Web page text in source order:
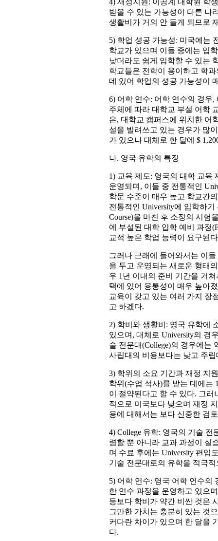
4) 재정지원: 이공계 대학원 학
받을 수 있는 가능성이 다른 나
생활비가 거의 안 들게 되므로
5) 학업 성공 가능성: 미국에는
학교가 있으며 이들 중에는 입
낮더라도 쉽게 입학할 수 있는
학교들은 전학이 용이하고 학
데 있어 학업의 성공 가능성이
6) 어학 연수: 어학 연수의 경우
주체에 따라 대학교 부설 어학
은, 대학교 캠퍼스에 위치한 어
설을 빌려쓰고 있는 경우가 많
가 있으나 대체로 한 달에 $
나. 영국 유학의 특징
1) 교육 제도: 영국의 대학 교육
운영되며, 이들 중 전통적인
학문 수준이 매우 높고 학교간
전통적인 University에 입학하
Course)을 마친 후 소정의 시험
에 부설된 대학 입학 예비 과정
교적 높은 학업 능력이 요구된
그러나 근래에 들어와서는 이
을 두고 운영되는 새로운 형태
우 1년 이내의 준비 기간을 거
택에 있어 융통성이 매우 높아
교육이 갖고 있는 여러 가지 장
고 하겠다.
2) 학비와 생활비: 영국 유학에
있으며, 대체로 University의 경
술 전문대(College)의 경우에는
사립대의 비용보다는 낮고 주
3) 학위의 소요 기간과 재정 지
학위(수업 석사)를 받는 데에는
이 절약된다고 할 수 있다. 그
적으로 미국보다 낮으며 재정
용에 대해서는 보다 신중한 검
4) College 유학: 영국의 기술 전
렴할 뿐 아니라 교과 과정이 실
며 수료 후에는 University 편입
기술 전문대로의 유학을 적극
5) 어학 연수: 영국 어학 연수의
한 연수 과정을 운영하고 있으
등보다 학비가 약간 비싼 것은
그만한 가치는 충분히 있는 것
커다란 차이가 있으며 한 달을
다.